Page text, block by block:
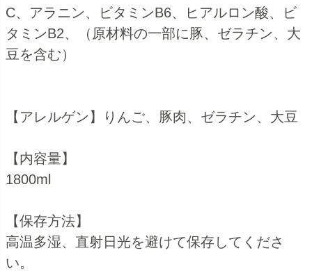
C、アラニン、ビタミンB6、ヒアルロン酸、ビ
タミンB2、（原材料の一部に豚、ゼラチン、大
豆を含む）
【アレルゲン】りんご、豚肉、ゼラチン、大豆
【内容量】
1800ml
【保存方法】
高温多湿、直射日光を避けて保存してくださ
い。